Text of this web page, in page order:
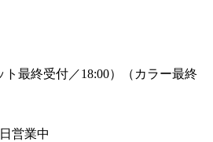
ト最終受付／18:00）（カラー最終
営業中